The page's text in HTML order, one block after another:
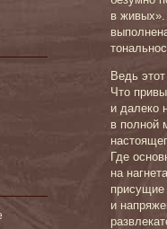
в живых».
Ведь
Что
и далеко
в полной
Где
на
присущие
и